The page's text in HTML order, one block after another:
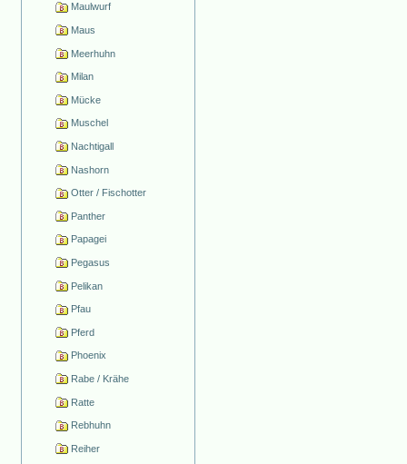
Maulwurf
Maus
Meerhuhn
Milan
Mücke
Muschel
Nachtigall
Nashorn
Otter / Fischotter
Panther
Papagei
Pegasus
Pelikan
Pfau
Pferd
Phoenix
Rabe / Krähe
Ratte
Rebhuhn
Reiher